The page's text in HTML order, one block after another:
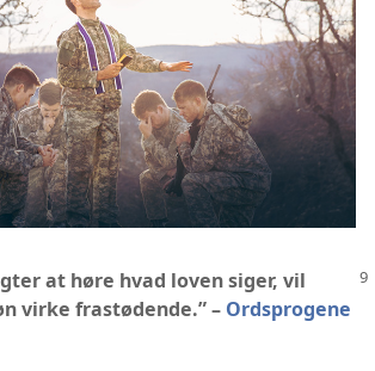
at høre hvad loven siger, vil
virke frastødende.” – Ordsprogene